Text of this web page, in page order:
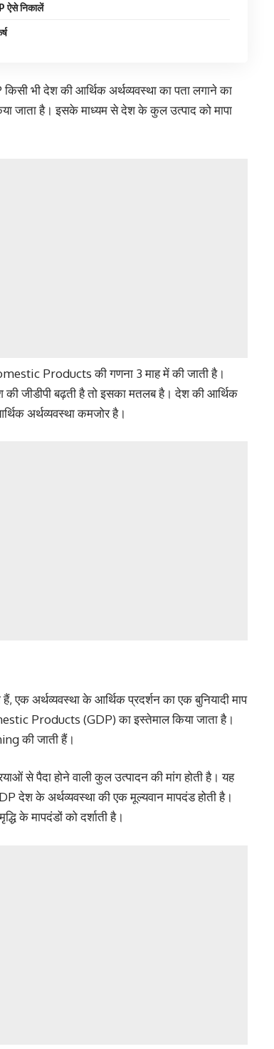
ऐसे निकालें
भी देश की आर्थिक अर्थव्यवस्था का पता लगाने का
जाता है। इसके माध्यम से देश के कुल उत्पाद को मापा
Products की गणना 3 माह में की जाती है।
जीडीपी बढ़ती है तो इसका मतलब है। देश की आर्थिक
अर्थव्यवस्था कमजोर है।
अर्थव्यवस्था के आर्थिक प्रदर्शन का एक बुनियादी माप
Products (GDP) का इस्तेमाल किया जाता है।
की जाती हैं।
से पैदा होने वाली कुल उत्पादन की मांग होती है। यह
देश के अर्थव्यवस्था की एक मूल्यवान मापदंड होती है।
के मापदंडों को दर्शाती है।